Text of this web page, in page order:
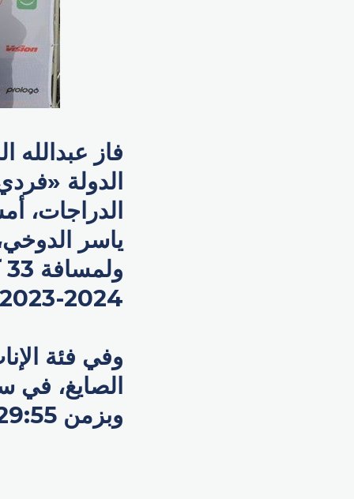
فاز
الدولة
الدراجات،
2024-2023، لفئتي الرجال والإناث.
وفي فئة
وبزمن 29:55 دقيقة.